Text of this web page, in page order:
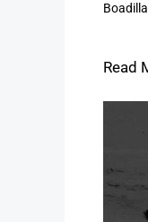
Read